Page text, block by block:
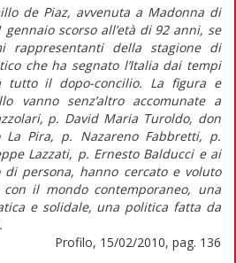
de Piaz, avvenuta a Madonna di
gennaio scorso all’età di 92 anni, se
della stagione di
che ha segnato l’Italia dai tempi
tutto il dopo-concilio. La figura e
vanno senz’altro accomunate a
p. David Maria Turoldo, don
La Pira, p. Nazareno Fabbretti, p.
Lazzati, p. Ernesto Balducci e ai
persona, hanno cercato e voluto
il mondo contemporaneo, una
e solidale, una politica fatta da
Profilo, 15/02/2010, pag. 136